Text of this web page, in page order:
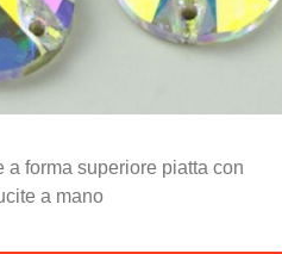
a forma superiore piatta con
a mano